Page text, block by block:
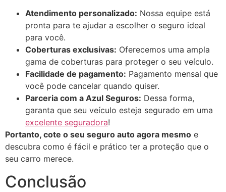
Atendimento personalizado: Nossa equipe está
pronta para te ajudar a escolher o seguro ideal
para você.
Coberturas exclusivas: Oferecemos uma ampla
gama de coberturas para proteger o seu veículo.
Facilidade de pagamento: Pagamento mensal que
você pode cancelar quando quiser.
Parceria com a Azul Seguros: Dessa forma,
garanta que seu veículo esteja segurado em uma
excelente seguradora!
Portanto, cote o seu seguro auto agora mesmo e
descubra como é fácil e prático ter a proteção que o
seu carro merece.
Conclusão